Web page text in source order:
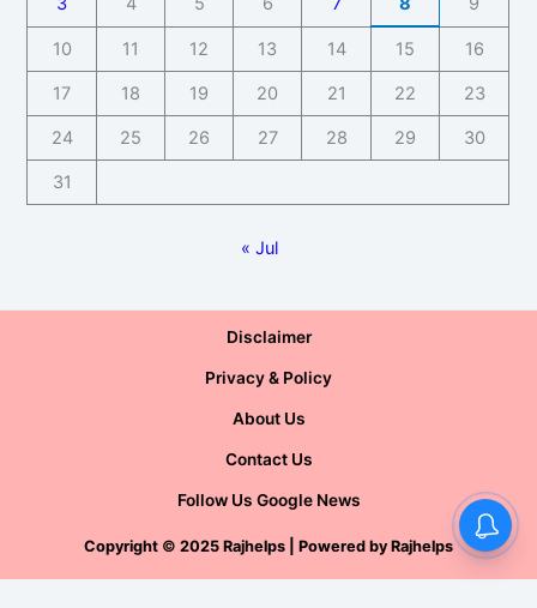
10 11 12 13 14 15 16
17 18 19 20 21 22 23
24 25 26 27 28 29 30
31
« Jul
Disclaimer
Privacy & Policy
About Us
Contact Us
Follow Us Google News
Copyright © 2025 Rajhelps | Powered by Rajhelps